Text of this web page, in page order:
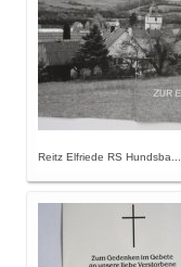
Reitz Elfriede RS Hundsba...